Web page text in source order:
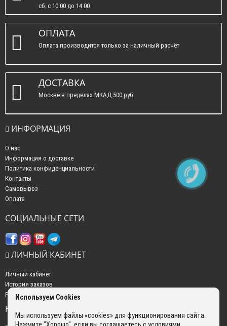
сб. c 10:00 до 14:00
вс. : выходные.
ОПЛАТА
Оплата производится только за наличный расчёт
ДОСТАВКА
Москве в пределах МКАД 500 руб.
ИНФОРМАЦИЯ
О нас
Информация о доставке
Политика конфиденциальности
Контакты
Самовывоз
Оплата
СОЦИАЛЬНЫЕ СЕТИ
ЛИЧНЫЙ КАБИНЕТ
Личный кабинет
История заказов
Рассылка новостей
НАШИ КОНТАКТЫ
Используем Cookies
Мы используем файлы «cookies» для функционирования сайта.